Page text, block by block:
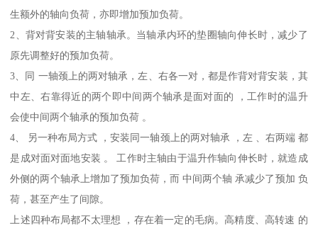
生额外的轴向负荷，亦即增加预加负荷。
2、背对背安装的主轴轴承。当轴承内环的垫圈轴向伸长时，减少了
原先调整好的预加负荷。
3、同 一轴颈上的两对轴承，左、右各一对，都是作背对背安装，其
中左、右靠得近的两个即中间两个轴承是面对面的 ，工作时的温升
会使中间两个轴承的预加负荷 。
4、 另一种布局方式 ，安装同一轴颈上的两对轴承 ，左 、右两端 都
是成对面对面地安装 。 工作时主轴由于温升作轴向伸长时，就造成
外侧的两个轴承上增加了预加负荷，而 中间两个轴 承减少了预加 负
荷，甚至产生了间隙。
上述四种布局都不太理想 ，存在着一定的毛病。高精度、高转速 的